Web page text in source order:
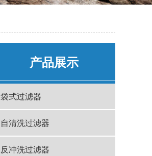
产品展示
袋式过滤器
自清洗过滤器
反冲洗过滤器